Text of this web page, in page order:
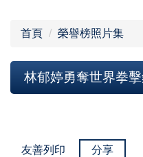
首頁 榮譽榜照片集
林郁婷勇奪世界拳
友善列印 分享